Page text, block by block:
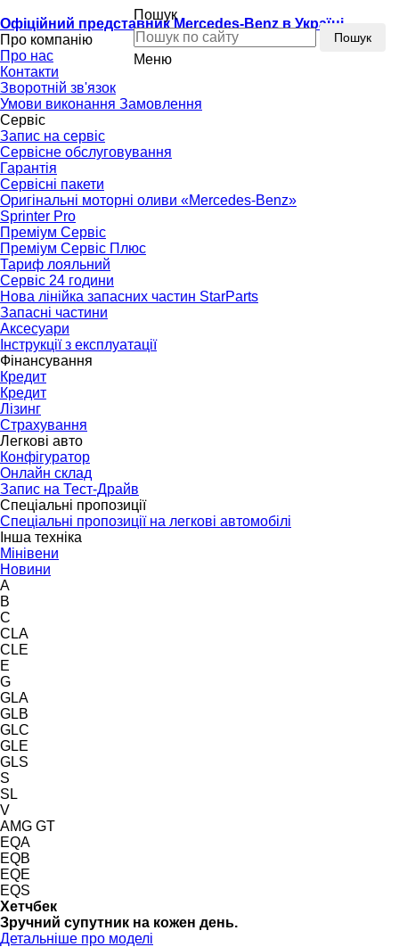
Офіційний представник Mercedes-Benz в Україні
Пошук
Пошук
Меню
Про компанію
Про нас
Контакти
Зворотній зв'язок
Умови виконання Замовлення
Сервіс
Запис на сервіс
Сервісне обслуговування
Гарантія
Сервісні пакети
Оригінальні моторні оливи «Mercedes-Benz»
Sprinter Pro
Преміум Сервіс
Преміум Сервіс Плюс
Тариф лояльний
Сервіс 24 години
Нова лінійка запасних частин StarParts
Запасні частини
Аксесуари
Інструкції з експлуатації
Фінансування
Кредит
Кредит
Лізинг
Страхування
Легкові авто
Конфігуратор
Онлайн склад
Запис на Тест-Драйв
Спеціальні пропозиції
Спеціальні пропозиції на легкові автомобілі
Інша техніка
Мінівени
Новини
A
B
C
CLA
CLE
E
G
GLA
GLB
GLC
GLE
GLS
S
SL
V
AMG GT
EQA
EQB
EQE
EQS
Хетчбек
Зручний супутник на кожен день.
Детальніше про моделі